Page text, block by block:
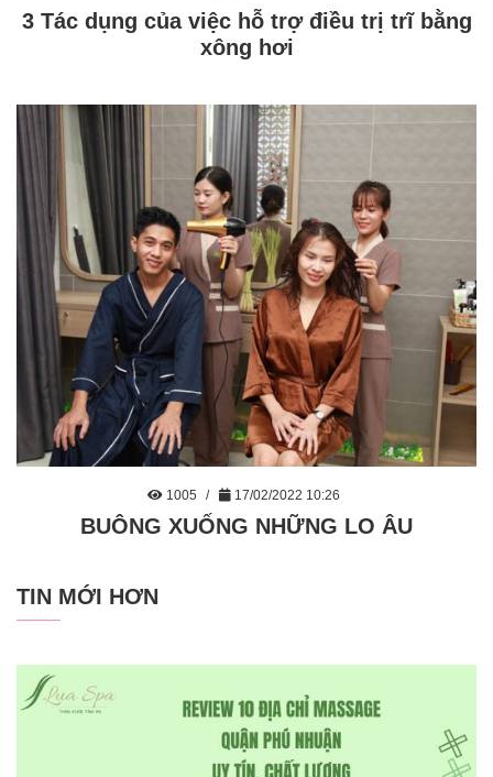
3 Tác dụng của việc hỗ trợ điều trị trĩ bằng
xông hơi
1005 17/02/2022 10:26
BUÔNG XUỐNG NHỮNG LO ÂU
TIN MỚI HƠN